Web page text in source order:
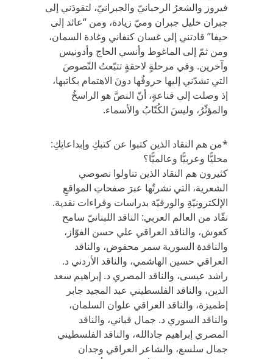
فيروز والشعرُ الرحبانيّ والجبرانيّ، لتقودَني إلى
جبران خليل جبران وميّ زيادة، ومن “عائد إلى
حيفا” قادتني إلى غسان كنفاني وغادة السمان،
ومن ثمّ إلى الماغوط وأنسي الحاج وأدونيس
وآخرين. وفي مرحلةٍ لاحقةٍ تتبّعتُ النّصوصَ
التي تشدّني إليها حروفُها دونَ الاهتمام بكاتبها،
إذ وصلت إلى قناعةٍ، أنّ النصَّ هو الراسخُ
والمؤثّرُ، وليسَ الكُتّابُ والأسماء.
*من هم النقاد الذين كتبوا عن كتبكِ وإبداعاتِكِ:
محليًّا وعربيًّا وعالميًّا؟
كثيرون هم النقاد الذين تناولوا نصوصي
الشعرية، التي نشرتُها عبرَ صفحاتِ المواقعِ
الإلكترونيّةِ والورقيّة بدراسات وقراءات نقدية.
نقّاد من العالم العربي: الناقد اللبنانيّ سامح
كعوش، والناقد العراقي علي حسن الفوّاز،
والناقدة السورية سمر محفوض، والناقد
العراقي حسين الهاشمي، والناقد الأردني د.
راشد عيسى، والناقد المصري د. إبراهيم سعد
الدين، والناقد الفلسطيني عبد المجيد جابر
إطميزة، والناقد العراقي علوان السلمان،
والناقد السوري د. جمال قباني، والناقد
المصري إبراهيم جادالله، والناقد الفلسطيني
جمال سلسع، والشاعر العراقي وجدان